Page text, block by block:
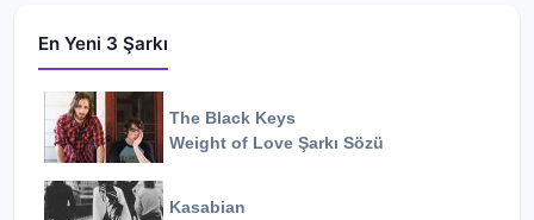
En Yeni 3 Şarkı
The Black Keys
Weight of Love Şarkı Sözü
Kasabian